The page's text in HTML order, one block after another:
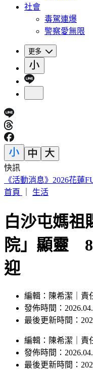
社會
毒駕連爆
警察愛無限
更多
快訊
白海豚雨彈狂甩！12縣
首頁
生活
白沙屯媽祖
院」顯靈
迎
編輯：陳希潔｜責
發佈時間：
最後更新時間：
編輯 ： 陳希潔 責
發佈時間：
最後更新時間：